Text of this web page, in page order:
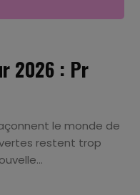
2026 : Pr
le monde de
restent trop